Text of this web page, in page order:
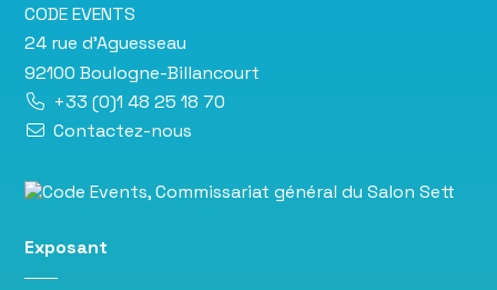
CODE EVENTS
24 rue d’Aguesseau
92100 Boulogne-Billancourt
+33 (0)1 48 25 18 70
Contactez-nous
Exposant